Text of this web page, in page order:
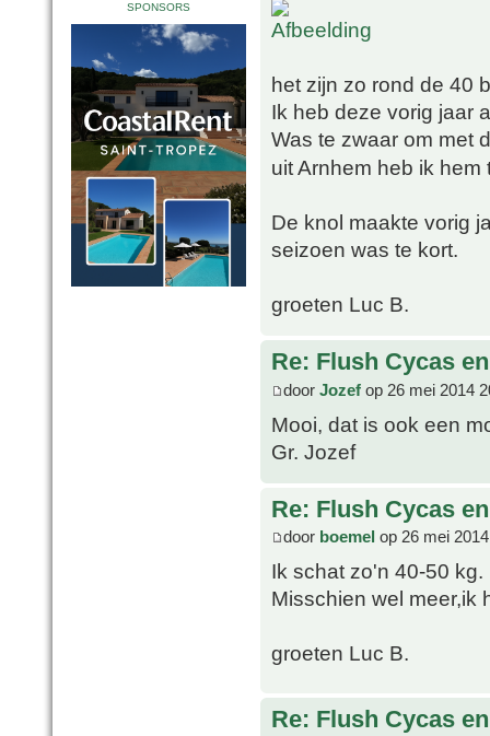
SPONSORS
het zijn zo rond de 40
Ik heb deze vorig jaar
Was te zwaar om met
uit Arnhem heb ik
De knol maakte vorig
seizoen was te kort.
groeten Luc B.
Re: Flush Cycas
door Jozef op 26 mei 2014
Mooi, dat is ook een
Gr. Jozef
Re: Flush Cycas
door boemel op 26 mei
Ik schat zo'n 40-50 kg.
Misschien wel meer,ik
groeten Luc B.
Re: Flush Cycas